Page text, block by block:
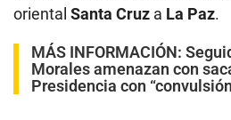
oriental Santa Cruz a La Paz.
MÁS INFORMACIÓN:
Morales amenazan con
Presidencia con